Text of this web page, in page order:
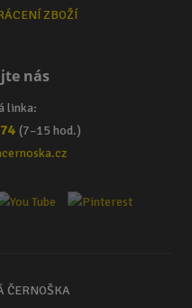
ZBOŽÍ
nás
linka:
(7–15 hod.)